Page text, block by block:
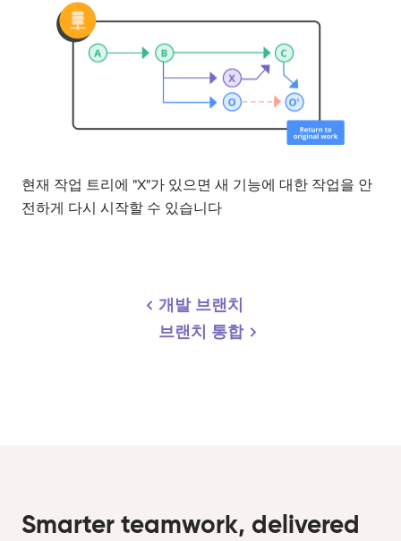
현재 작업 트리에 "X"가 있으면 새 기능에 대한 작업을 안
전하게 다시 시작할 수 있습니다
개발 브랜치
브랜치 통합
Smarter teamwork, delivered